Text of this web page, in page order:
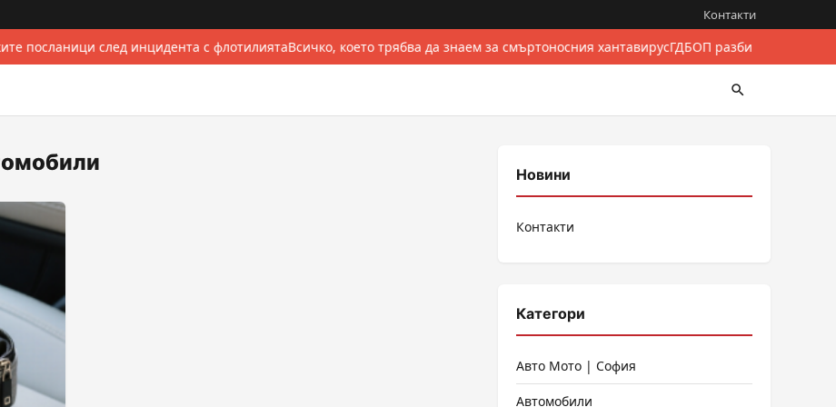
Контакти
посланици след инцидента с флотилиятаВсичко, което трябва да знаем за смъртоносния хантавирусГДБОП разби
Новини
Контакти
Категори
Авто Мото | София
Автомобили